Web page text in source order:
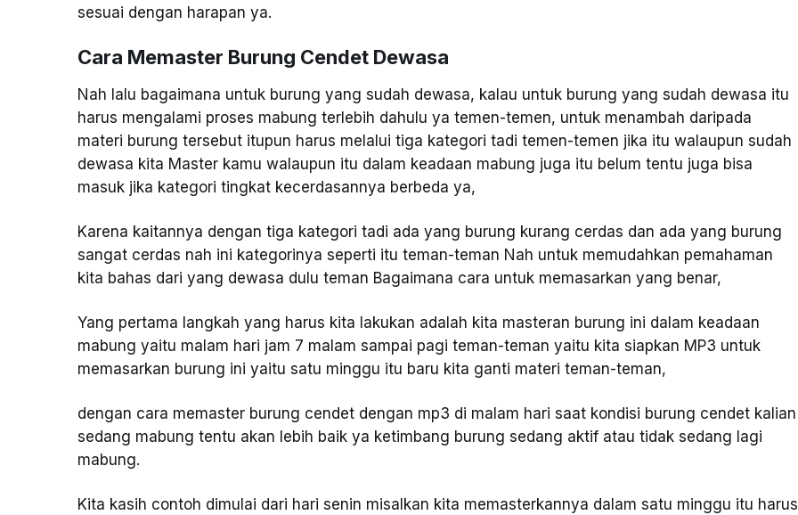
sesuai dengan harapan ya.
Cara Memaster Burung Cendet Dewasa
Nah lalu bagaimana untuk burung yang sudah dewasa, kalau untuk burung yang sudah dewasa itu
harus mengalami proses mabung terlebih dahulu ya temen-temen, untuk menambah daripada
materi burung tersebut itupun harus melalui tiga kategori tadi temen-temen jika itu walaupun sudah
dewasa kita Master kamu walaupun itu dalam keadaan mabung juga itu belum tentu juga bisa
masuk jika kategori tingkat kecerdasannya berbeda ya,
Karena kaitannya dengan tiga kategori tadi ada yang burung kurang cerdas dan ada yang burung
sangat cerdas nah ini kategorinya seperti itu teman-teman Nah untuk memudahkan pemahaman
kita bahas dari yang dewasa dulu teman Bagaimana cara untuk memasarkan yang benar,
Yang pertama langkah yang harus kita lakukan adalah kita masteran burung ini dalam keadaan
mabung yaitu malam hari jam 7 malam sampai pagi teman-teman yaitu kita siapkan MP3 untuk
memasarkan burung ini yaitu satu minggu itu baru kita ganti materi teman-teman,
dengan cara memaster burung cendet dengan mp3 di malam hari saat kondisi burung cendet kalian
sedang mabung tentu akan lebih baik ya ketimbang burung sedang aktif atau tidak sedang lagi
mabung.
Kita kasih contoh dimulai dari hari senin misalkan kita memasterkannya dalam satu minggu itu harus